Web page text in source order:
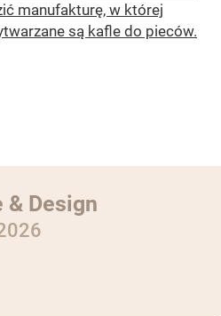
manufakturę, w której
są kafle do pieców.
& Design